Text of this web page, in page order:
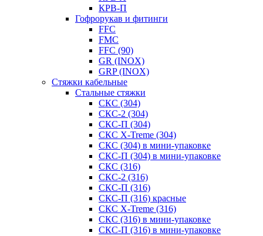
КРВ-П
Гофрорукав и фитинги
FFC
FMC
FFC (90)
GR (INOX)
GRP (INOX)
Cтяжки кабельные
Стальные стяжки
СКС (304)
СКС-2 (304)
СКС-П (304)
СКС X-Treme (304)
СКС (304) в мини-упаковке
СКС-П (304) в мини-упаковке
СКС (316)
СКС-2 (316)
СКС-П (316)
СКС-П (316) красные
СКС X-Treme (316)
СКС (316) в мини-упаковке
СКС-П (316) в мини-упаковке